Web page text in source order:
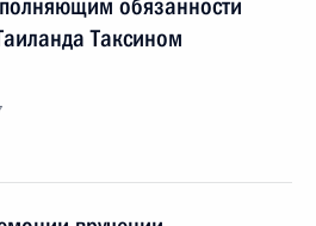
обязанности
Таксином